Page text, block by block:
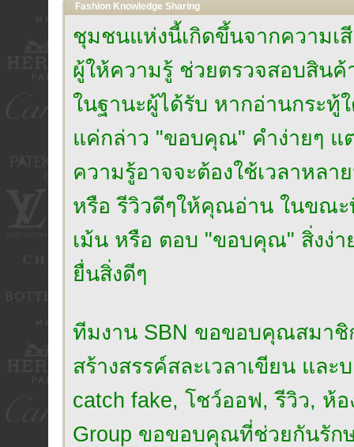
Fashion Knowledge Sharing
ชุมชนแห่งนี้เกิดขึ้นจากความเ
ผู้ให้ความรู้ ช่วยตรวจสอบสิน
ในฐานะผู้ได้รับ หากอ่านกระทู้
แค่กล่าว "ขอบคุณ" คำง่ายๆ แ
ความรู้อาจจะต้องใช้เวลาหล
หรือ รีวิวดีๆให้คุณอ่าน ในขณะ
เม้น หรือ ตอบ "ขอบคุณ" สิ่งง่า
ยื่นสิ่งดีๆ
ทีมงาน SBN ขอขอบคุณสมาชิ
สร้างสรรค์สละเวลาเขียน และ
catch fake, โชว์ออฟ, รีวิว, ห้
Group ขอขอบคุณที่ช่วยกันรัก